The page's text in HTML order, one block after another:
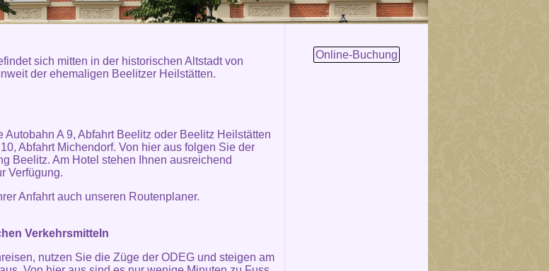
sich mitten in der historischen Altstadt von
der ehemaligen Beelitzer Heilstätten.
Autobahn A 9, Abfahrt Beelitz oder Beelitz Heilstätten
Abfahrt Michendorf. Von hier aus folgen Sie der
Beelitz. Am Hotel stehen Ihnen ausreichend
Verfügung.
Anfahrt auch unseren Routenplaner.
Verkehrsmitteln
nutzen Sie die Züge der ODEG und steigen am
Online-Buchung